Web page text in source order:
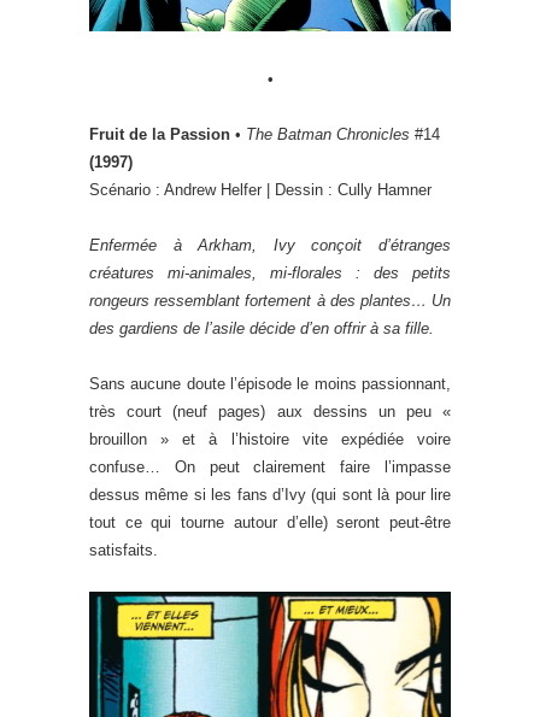
•
Fruit de la Passion • The Batman Chronicles #14
(1997)
Scénario : Andrew Helfer | Dessin : Cully Hamner
Enfermée à Arkham, Ivy conçoit d’étranges
créatures mi-animales, mi-florales : des petits
rongeurs ressemblant fortement à des plantes… Un
des gardiens de l’asile décide d’en offrir à sa fille.
Sans aucune doute l’épisode le moins passionnant,
très court (neuf pages) aux dessins un peu «
brouillon » et à l’histoire vite expédiée voire
confuse… On peut clairement faire l’impasse
dessus même si les fans d’Ivy (qui sont là pour lire
tout ce qui tourne autour d’elle) seront peut-être
satisfaits.